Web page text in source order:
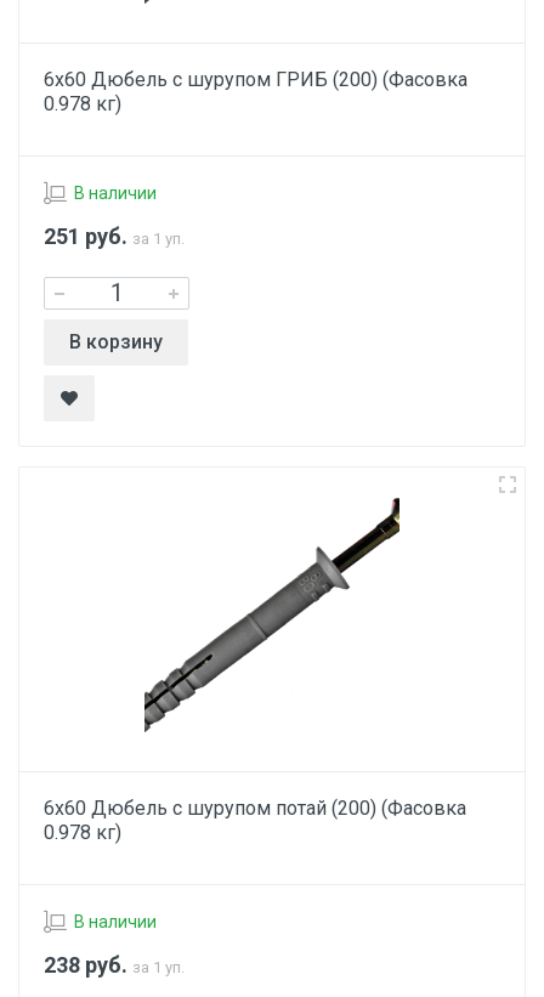
6х60 Дюбель с шурупом ГРИБ (200) (Фасовка
0.978 кг)
В наличии
251 руб. за 1 уп.
В корзину
6х60 Дюбель с шурупом потай (200) (Фасовка
0.978 кг)
В наличии
238 руб. за 1 уп.